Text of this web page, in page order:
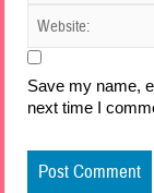
Save my name,
next time I